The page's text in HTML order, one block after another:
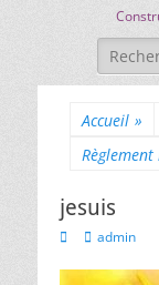
Accueil »
jesuis
admin